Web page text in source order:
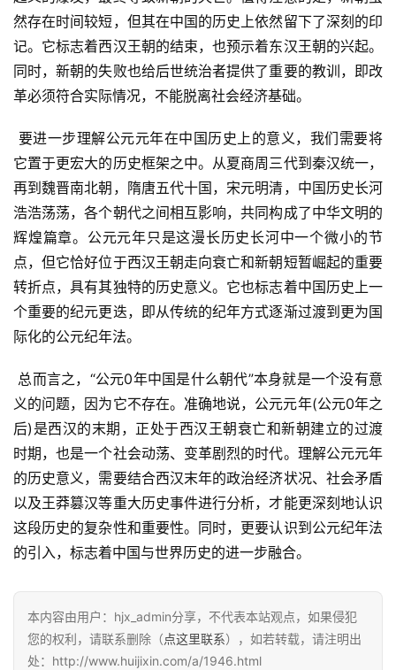
然存在时间较短，但其在中国的历史上依然留下了深刻的印
记。它标志着西汉王朝的结束，也预示着东汉王朝的兴起。
同时，新朝的失败也给后世统治者提供了重要的教训，即改
革必须符合实际情况，不能脱离社会经济基础。
它置于更宏大的历史框架之中。从夏商周三代到秦汉统一，
再到魏晋南北朝，隋唐五代十国，宋元明清，中国历史长河
浩浩荡荡，各个朝代之间相互影响，共同构成了中华文明的
辉煌篇章。公元元年只是这漫长历史长河中一个微小的节
点，但它恰好位于西汉王朝走向衰亡和新朝短暂崛起的重要
转折点，具有其独特的历史意义。它也标志着中国历史上一
个重要的纪元更迭，即从传统的纪年方式逐渐过渡到更为国
际化的公元纪年法。
义的问题，因为它不存在。准确地说，公元元年(公元0年之
后)是西汉的末期，正处于西汉王朝衰亡和新朝建立的过渡
时期，也是一个社会动荡、变革剧烈的时代。理解公元元年
的历史意义，需要结合西汉末年的政治经济状况、社会矛盾
以及王莽篡汉等重大历史事件进行分析，才能更深刻地认识
这段历史的复杂性和重要性。同时，更要认识到公元纪年法
的引入，标志着中国与世界历史的进一步融合。
本内容由用户：hjx_admin分享，不代表本站观点，如果侵犯
您的权利，请联系删除（点这里联系），如若转载，请注明出
处：http://www.huijixin.com/a/1946.html